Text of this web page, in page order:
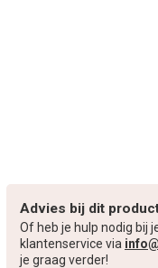
Advies bij dit
Of heb je hulp nodig bij
klantenservice via
je graag verder!